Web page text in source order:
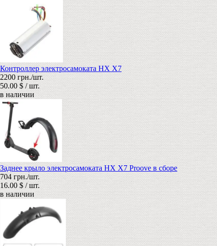
Контроллер электросамоката HX X7
2200 грн./шт.
50.00 $ / шт.
в наличии
Заднее крыло электросамоката HX X7 Proove в сборе
704 грн./шт.
16.00 $ / шт.
в наличии